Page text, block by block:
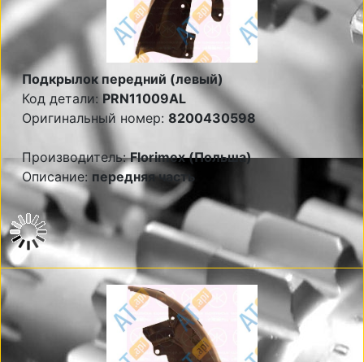
Подкрылок передний (левый)
Код детали: PRN11009AL
Оригинальный номер: 8200430598
Производитель:Florimex (Польша)
Описание: передняя часть